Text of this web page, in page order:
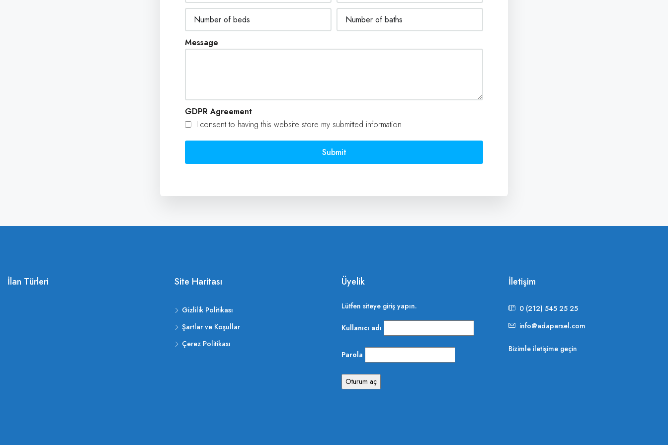
Message
GDPR Agreement
I consent to having this website store my submitted information
Submit
İlan Türleri Site Haritası
Gizlilik Politikası
Şartlar ve Koşullar
Çerez Politikası
Üyelik
Lütfen siteye giriş yapın.
Kullanıcı adı
Parola
İletişim
0 (212) 545 25 25
info@adaparsel.com
Bizimle iletişime geçin